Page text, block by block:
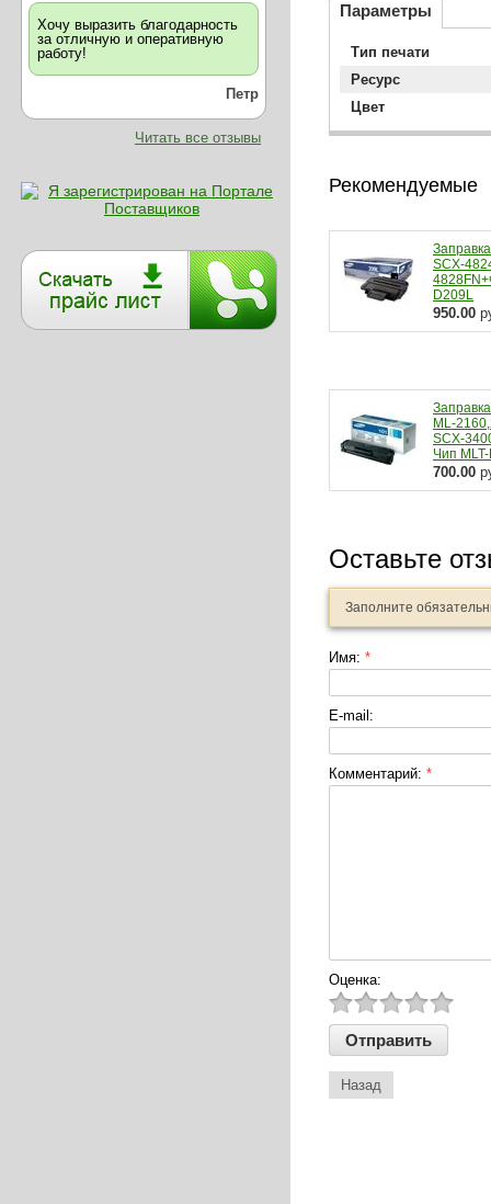
Хочу выразить благодарность
за отличную и оперативную
работу!
Петр
Читать все отзывы
Параметры
Тип печати
Ресурс
Цвет
Рекомендуемые
SCX-
D209L
950.00
ML-
SCX-
Чип
700.00
Оставьте
Заполните
Имя: *
E-mail:
Комментарий: *
Оценка:
Назад